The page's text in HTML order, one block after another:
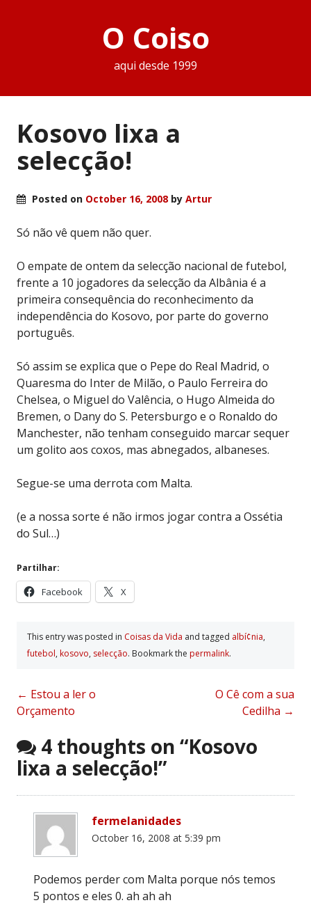
O Coiso
aqui desde 1999
Kosovo lixa a
selecção!
Posted on October 16, 2008 by Artur
Só não vê quem não quer.
O empate de ontem da selecção nacional de futebol,
frente a 10 jogadores da selecção da Albânia é a
primeira consequência do reconhecimento da
independência do Kosovo, por parte do governo
português.
Só assim se explica que o Pepe do Real Madrid, o
Quaresma do Inter de Milão, o Paulo Ferreira do
Chelsea, o Miguel do Valência, o Hugo Almeida do
Bremen, o Dany do S. Petersburgo e o Ronaldo do
Manchester, não tenham conseguido marcar sequer
um golito aos coxos, mas abnegados, albaneses.
Segue-se uma derrota com Malta.
(e a nossa sorte é não irmos jogar contra a Ossétia
do Sul…)
Partilhar:
Facebook X
This entry was posted in Coisas da Vida and tagged albí¢nia,
futebol, kosovo, selecção. Bookmark the permalink.
Post
navigation
← Estou a ler o
Orçamento
O Cê com a sua
Cedilha →
4 thoughts on “Kosovo
lixa a selecção!”
fermelanidades
October 16, 2008 at 5:39 pm
Podemos perder com Malta porque nós temos
5 pontos e eles 0. ah ah ah